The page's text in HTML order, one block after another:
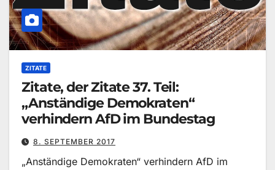
ZITATE
Zitate, der Zitate 37. Teil:
„Anständige Demokraten“
verhindern AfD im Bundestag
8. SEPTEMBER 2017
„Anständige Demokraten“ verhindern AfD im